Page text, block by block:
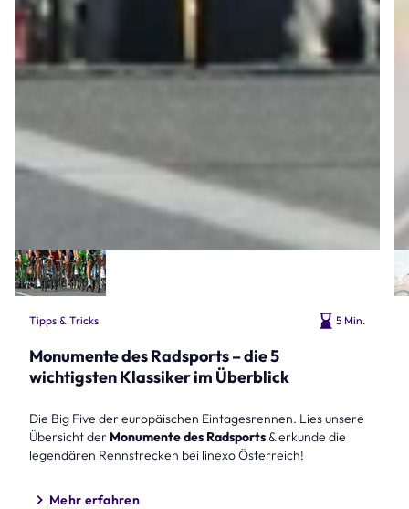
Tipps & Tricks 5 Min.
Monumente des Radsports – die 5
wichtigsten Klassiker im Überblick
Die Big Five der europäischen Eintagesrennen. Lies unsere
Übersicht der Monumente des Radsports & erkunde die
legendären Rennstrecken bei linexo Österreich!
Mehr erfahren